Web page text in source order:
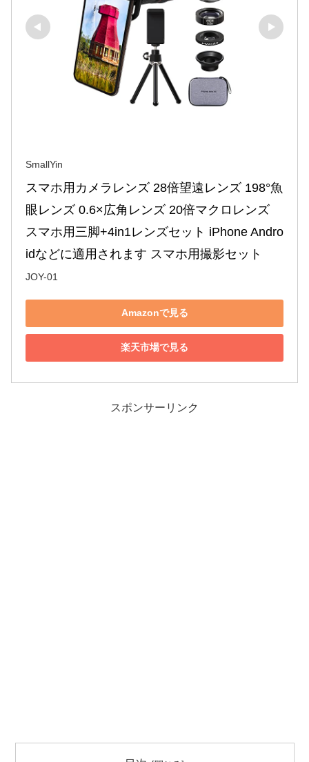
SmallYin
スマホ用カメラレンズ 28倍望遠レンズ 198°魚
眼レンズ 0.6×広角レンズ 20倍マクロレンズ
スマホ用三脚+4in1レンズセット iPhone Andro
idなどに適用されます スマホ用撮影セット
JOY-01
Amazonで見る
楽天市場で見る
スポンサーリンク